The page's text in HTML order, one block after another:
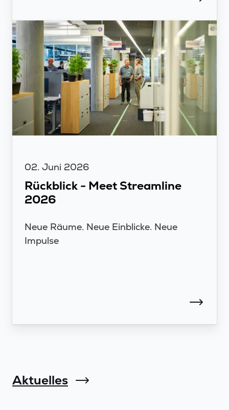
02. Juni 2026
Rückblick - Meet Streamline
2026
Neue Räume. Neue Einblicke. Neue
Impulse
Aktuelles